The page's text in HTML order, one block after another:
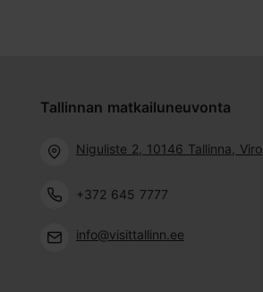
Tallinnan matkailuneuvonta
Niguliste 2, 10146 Tallinna, Viro
+372 645 7777
info@visittallinn.ee